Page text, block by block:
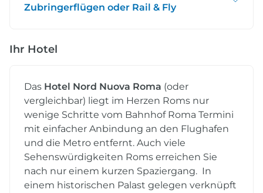
Zubringerflügen oder Rail & Fly
Ihr Hotel
Das Hotel Nord Nuova Roma (oder
vergleichbar) liegt im Herzen Roms nur
wenige Schritte vom Bahnhof Roma Termini
mit einfacher Anbindung an den Flughafen
und die Metro entfernt. Auch viele
Sehenswürdigkeiten Roms erreichen Sie
nach nur einem kurzen Spaziergang. In
einem historischen Palast gelegen verknüpft